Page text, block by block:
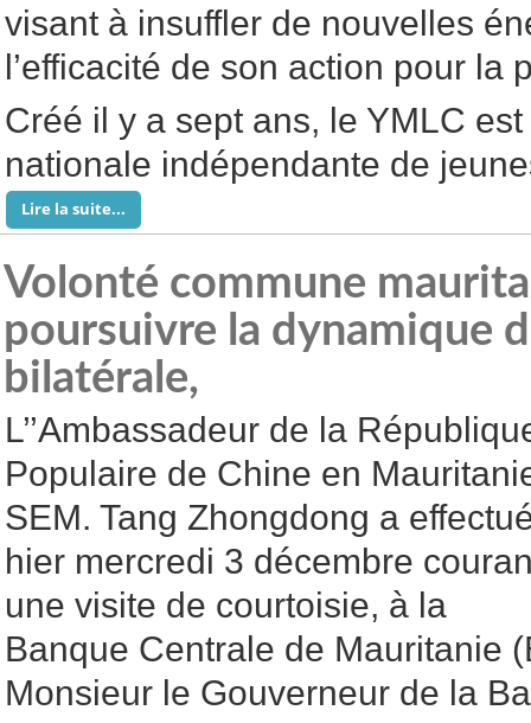
visant à insuffler de nouvelles
l’efficacité de son action pour la
Créé il y a sept ans, le YMLC
nationale indépendante de
Lire la suite...
Volonté commune
poursuivre la dynamique
bilatérale,
L’’Ambassadeur de la
Populaire de Chine en
SEM. Tang Zhongdong a
hier mercredi 3 décembre
une visite de courtoisie, à la
Banque Centrale de Mauritanie
Monsieur le Gouverneur de la